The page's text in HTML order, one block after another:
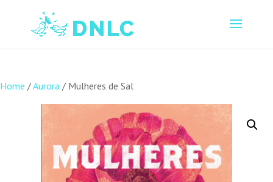
Home /Aurora / Mulheres de Sal